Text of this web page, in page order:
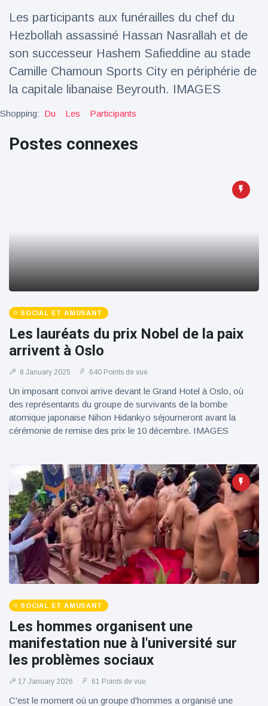
Voyage et aventure
(77)
Dernières nouvelles
2023 Citroën
ë-C3 Reveal
Hyper-GT
100électrique
Les participants aux funérailles du chef du
Hezbollah assassiné Hassan Nasrallah et de
son successeur Hashem Safieddine au stade
Camille Chamoun Sports City en périphérie de
la capitale libanaise Beyrouth. IMAGES
Shopping: Du Les Participants
Postes connexes
SOCIAL ET AMUSANT
Les lauréats du prix Nobel de la paix
arrivent à Oslo
8 January 2025 640 Points de vue
Un imposant convoi arrive devant le Grand Hotel à Oslo, où
des représentants du groupe de survivants de la bombe
atomique japonaise Nihon Hidankyo séjourneront avant la
cérémonie de remise des prix le 10 décembre. IMAGES
SOCIAL ET AMUSANT
Les hommes organisent une
manifestation nue à l'université sur
les problèmes sociaux
17 January 2026 61 Points de vue
C'est le moment où un groupe d'hommes a organisé une